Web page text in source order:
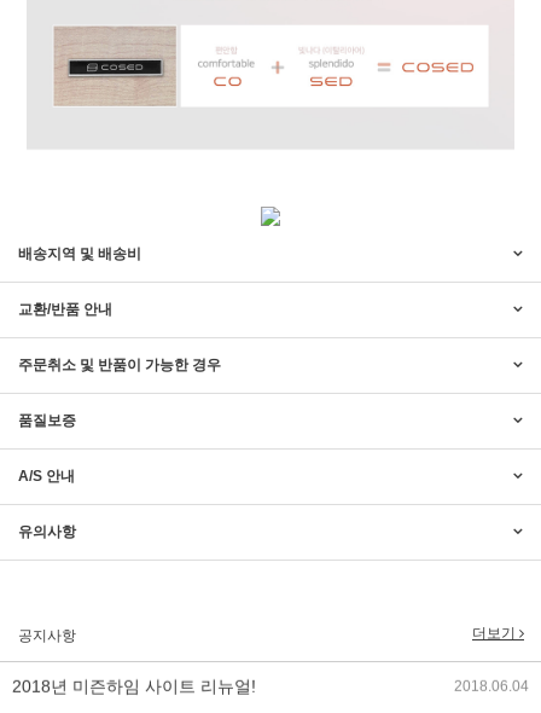
배송지역 및 배송비
교환/반품 안내
주문취소 및 반품이 가능한 경우
품질보증
A/S 안내
유의사항
공지사항 더보기
2017년 미즌하임 리뉴얼
2018년 미즌하임 사이트 리뉴얼! 2018.06.04
2018년 야휴회 공지[상담/배송조.. 2018.04.10